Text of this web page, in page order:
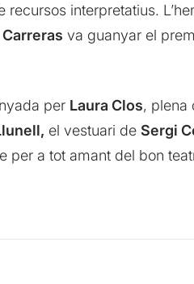
interpretatius.
Carreras va guanyar el
per Laura Clos, plena
el vestuari de Sergi
per a tot amant del bon